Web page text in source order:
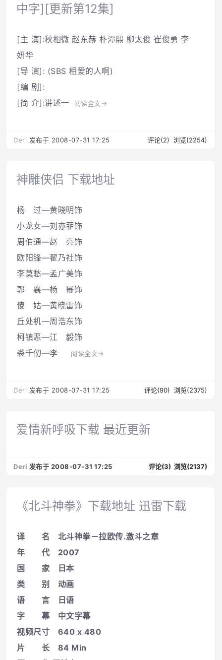
中字][更新第12集]
[主 演]:秋相微 赵东赫 朴潭熙 柳太俊 崔俊勇 李
妍华
[导 演]: (SBS 相爱的人啊)
[编 剧]:
[简 介]:讲述一
阅读全文→
Deri 发布于 2008-07-31 17:25 评论(2) 浏览(2254)
神雕侠侣 下载地址
杨 过―黄晓明饰
小龙女―刘亦菲饰
周伯通―赵 亮饰
欧阳锋―翟乃社饰
李莫愁―孟广美饰
郭 襄―杨 幂饰
傻 姑―黄晓雷饰
丘处机―周浩东饰
柯镇恶―江 毅饰
裘千仞―李
阅读全文→
Deri 发布于 2008-07-31 17:25 评论(90) 浏览(2375)
爱情新呼吸下载 最近更新
Deri 发布于 2008-07-31 17:25 评论(3) 浏览(2137)
《北斗神拳》下载地址 迅雷下载
译 名 北斗神拳－拉欧传.激斗之章
年 代 2007
国 家 日本
类 别 动画
语 言 日语
字 幕 中文字幕
视频尺寸 640 x 480
片 长 84 Min